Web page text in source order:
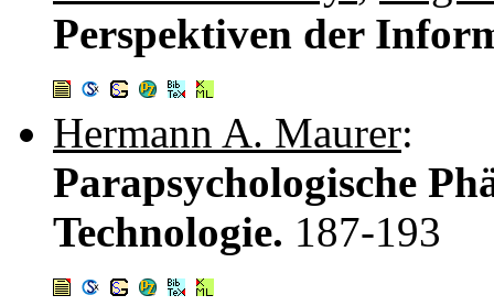
Perspektiven der
Hermann A. Maurer:
Parapsychologische
Technologie. 187-193